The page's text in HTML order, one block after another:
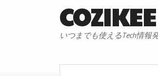
COZIKEE
いつまでも使えるTech情報